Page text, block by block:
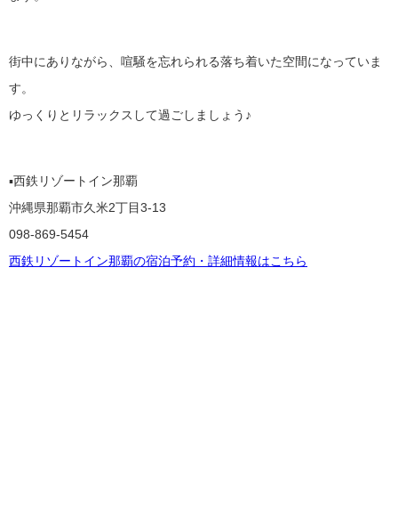
街中にありながら、喧騒を忘れられる落ち着いた空間になっていま
す。
ゆっくりとリラックスして過ごしましょう♪
▪西鉄リゾートイン那覇
沖縄県那覇市久米2丁目3-13
098-869-5454
西鉄リゾートイン那覇の宿泊予約・詳細情報はこちら